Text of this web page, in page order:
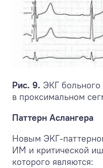
Рис. 9. ЭКГ
в проксимальном
Паттерн Аслангера
Новым ЭКГ-
ИМ и критической
которого являются: